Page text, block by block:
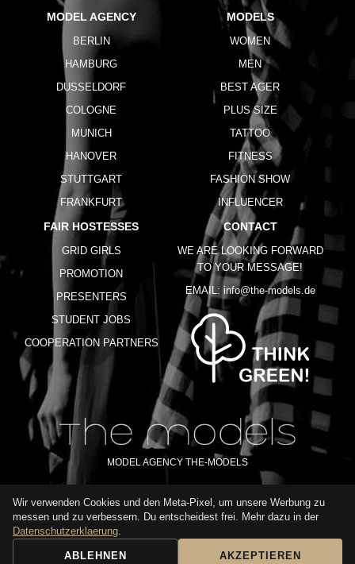
MODEL AGENCY
BERLIN
HAMBURG
DUSSELDORF
COLOGNE
MUNICH
HANOVER
STUTTGART
FRANKFURT
MODELS
WOMEN
MEN
BEST AGER
PLUS SIZE
TATTOO
FITNESS
FASHION SHOW
INFLUENCER
FAIR HOSTESSES
GRID GIRLS
PROMOTION
PRESENTERS
STUDENT JOBS
COOPERATION PARTNERS
CONTACT
WE ARE LOOKING FORWARD
TO YOUR MESSAGE!
EMAIL: info@the-models.de
MODEL AGENCY THE-MODELS
IMPRINT GTC PRIVACY POLICY TERMS OF USE FAQ
Wir verwenden Cookies und den Meta-Pixel, um unsere Werbung zu
messen und zu verbessern. Du entscheidest frei. Mehr dazu in der
Datenschutzerklaerung.
ABLEHNEN AKZEPTIEREN